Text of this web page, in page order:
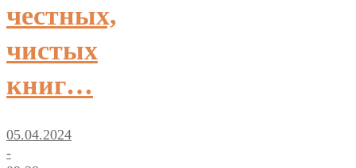
честных,
чистых
книг…
05.04.2024
-